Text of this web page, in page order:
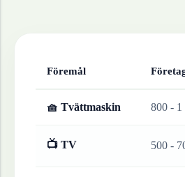
Föremål
🧺 Tvättmaskin 800 - 1
📺 TV 500 -